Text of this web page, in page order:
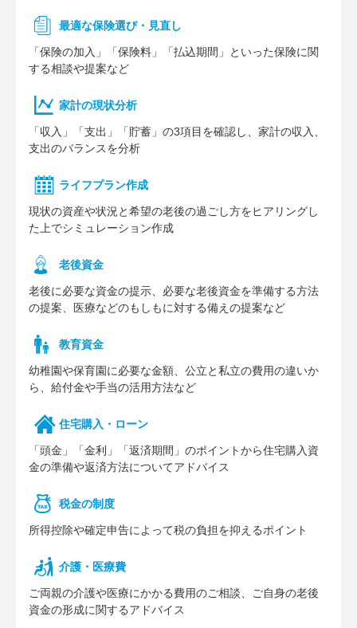
最適な保険選び・見直し
「保険の加入」「保険料」「払込期間」といった保険に関
する相談や提案など
家計の現状分析
「収入」「支出」「貯蓄」の3項目を確認し、家計の収入、
支出のバランスを分析
ライフプラン作成
現状の資産や状況と希望の老後の過ごし方をヒアリングし
た上でシミュレーション作成
⽼後資⾦
老後に必要な資金の提示、必要な老後資金を準備する方法
の提案、医療などのもしもに対する備えの提案など
教育資金
幼稚園や保育園に必要な⾦額、公⽴と私⽴の費⽤の違いか
ら、給付⾦や⼿当の活⽤⽅法など
住宅購⼊・ローン
「頭⾦」「⾦利」「返済期間」のポイントから住宅購⼊資
⾦の準備や返済⽅法についてアドバイス
税⾦の制度
所得控除や確定申告によって税の負担を抑えるポイント
介護・医療費
ご両親の介護や医療にかかる費⽤のご相談、ご⾃⾝の⽼後
資⾦の形成に関するアドバイス